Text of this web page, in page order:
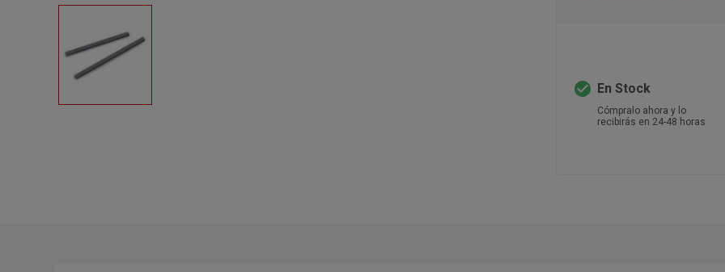
check_circle En Stock
Cómpralo ahora y lo
recibirás en 24-48 horas